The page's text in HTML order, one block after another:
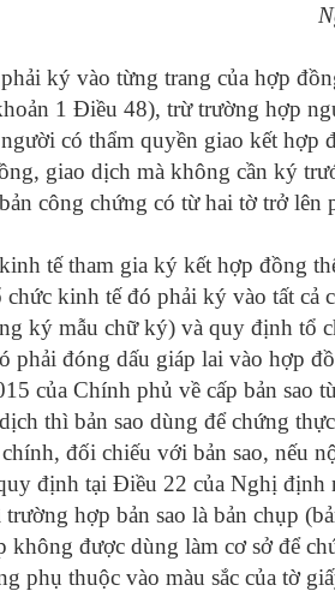
ký vào từng trang của hợp
1 Điều 48), trừ trường hợp
có thẩm quyền giao kết hợp
giao dịch mà không cần ký
công chứng có từ hai tờ trở lên
tế tham gia ký kết hợp đồng
kinh tế đó phải ký vào tất cả
ký mẫu chữ ký) và quy định tổ
đóng dấu giáp lai vào hợp
của Chính phủ về cấp bản sao
thì bản sao dùng để chứng
đối chiếu với bản sao, nếu
định tại Điều 22 của Nghị định
hợp bản sao là bản chụp
được dùng làm cơ sở để
phụ thuộc vào màu sắc của tờ